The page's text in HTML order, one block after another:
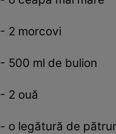
- 2 morcovi
- 500 ml de bulion
- 2 ouă
- o legătură de